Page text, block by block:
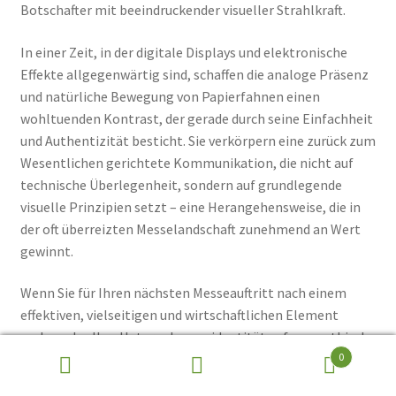
Botschafter mit beeindruckender visueller Strahlkraft.
In einer Zeit, in der digitale Displays und elektronische
Effekte allgegenwärtig sind, schaffen die analoge Präsenz
und natürliche Bewegung von Papierfahnen einen
wohltuenden Kontrast, der gerade durch seine Einfachheit
und Authentizität besticht. Sie verkörpern eine zurück zum
Wesentlichen gerichtete Kommunikation, die nicht auf
technische Überlegenheit, sondern auf grundlegende
visuelle Prinzipien setzt – eine Herangehensweise, die in
der oft überreizten Messelandschaft zunehmend an Wert
gewinnt.
Wenn Sie für Ihren nächsten Messeauftritt nach einem
effektiven, vielseitigen und wirtschaftlichen Element
suchen, das Ihre Unternehmensidentität auf sympathische
Weise transportiert, sollten Sie die Möglichkeiten
0